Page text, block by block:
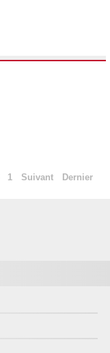
1 Suivant Dernier